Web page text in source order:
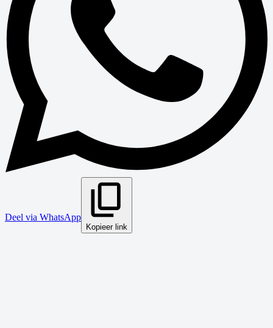
Deel via WhatsApp
Kopieer link